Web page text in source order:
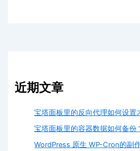
近期文章
宝塔面板里的反向代理如何设置
宝塔面板里的容器数据如何备份
WordPress 原生 WP-Cron的副